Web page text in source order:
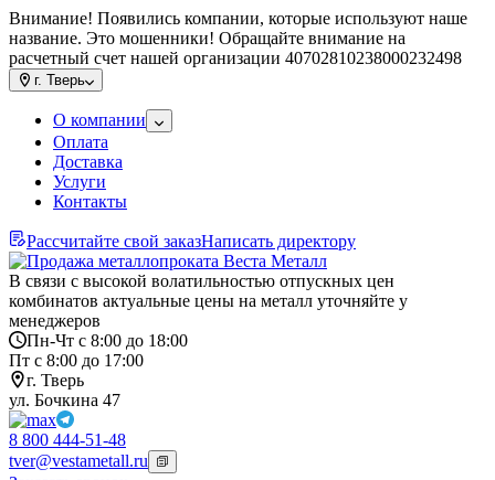
Внимание! Появились компании, которые используют наше
название. Это мошенники! Обращайте внимание на
расчетный счет нашей организации 40702810238000232498
г. Тверь
О компании
Оплата
Доставка
Услуги
Контакты
Рассчитайте свой заказНаписать директору
В связи с высокой волатильностью отпускных цен
комбинатов актуальные цены на металл уточняйте у
менеджеров
Пн-Чт с 8:00 до 18:00
Пт с 8:00 до 17:00
г. Тверь
ул. Бочкина 47
8 800 444-51-48
tver@vestametall.ru